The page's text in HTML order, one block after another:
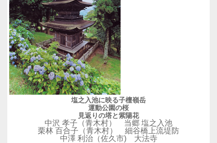
塩之入池に映る子檀嶺岳
運動公園の桜
見返りの塔と紫陽花
中沢 孝子（青木村） 当郷 塩之入池
栗林 百合子（青木村） 細谷橋上流堤防
中澤 利治（佐久市) 大法寺